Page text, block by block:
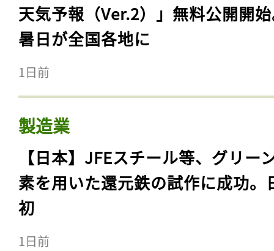
天気予報（Ver.2）」無料公開開
暑日が全国各地に
1日前
製造業
【日本】JFEスチール等、グリー
素を用いた還元鉄の試作に成功。
初
1日前